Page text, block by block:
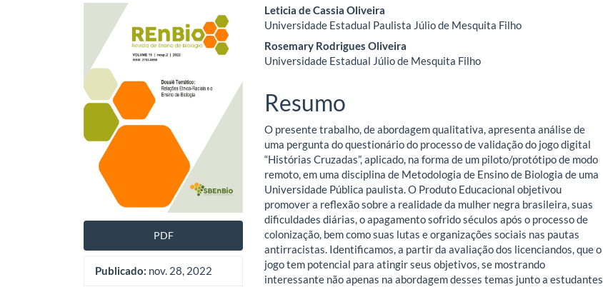
Barra
lateral
de
artigos
PDF
Publicado: nov. 28, 2022
Conteúdo
do
artigo
principal
Leticia de Cassia Oliveira
Universidade Estadual Paulista Júlio de Mesquita Filho
Rosemary Rodrigues Oliveira
Universidade Estadual Júlio de Mesquita Filho
Resumo
O presente trabalho, de abordagem qualitativa, apresenta análise de
uma pergunta do questionário do processo de validação do jogo digital
“Histórias Cruzadas”, aplicado, na forma de um piloto/protótipo de modo
remoto, em uma disciplina de Metodologia de Ensino de Biologia de uma
Universidade Pública paulista. O Produto Educacional objetivou
promover a reflexão sobre a realidade da mulher negra brasileira, suas
dificuldades diárias, o apagamento sofrido séculos após o processo de
colonização, bem como suas lutas e organizações sociais nas pautas
antirracistas. Identificamos, a partir da avaliação dos licenciandos, que o
jogo tem potencial para atingir seus objetivos, se mostrando
interessante não apenas na abordagem desses temas junto a estudantes